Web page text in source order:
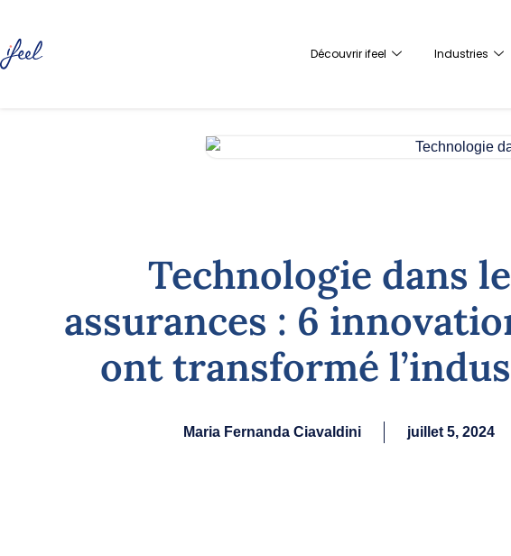
Découvrir ifeel Industries
Technologie dans
assurances : 6
ont transformé
Maria Fernanda Ciavaldini juillet 5, 2024